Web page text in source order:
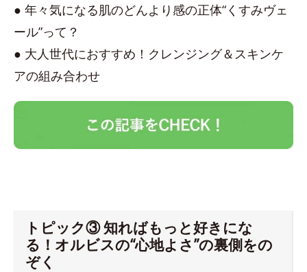
● 年々気になる肌のどんより感の正体“くすみヴェ
ール”って？
● 大人世代におすすめ！クレンジング＆スキンケ
アの組み合わせ
トピック③ 知ればもっと好きにな
る！オルビスの“心地よさ”の裏側をの
ぞく